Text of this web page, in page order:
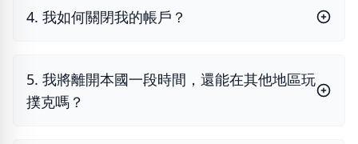
4. 我如何關閉我的帳戶？
5. 我將離開本國一段時間，還能在其他地區玩
撲克嗎？